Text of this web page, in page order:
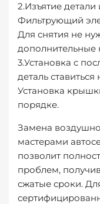
Изъятие детали
Фильтрующий
Для снятия не
дополнительные
Установка с
деталь
Установка
порядке.
Замена
мастерами
позволит
проблем,
сжатые сроки.